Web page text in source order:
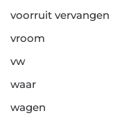
voorruit vervangen
vroom
vw
waar
wagen